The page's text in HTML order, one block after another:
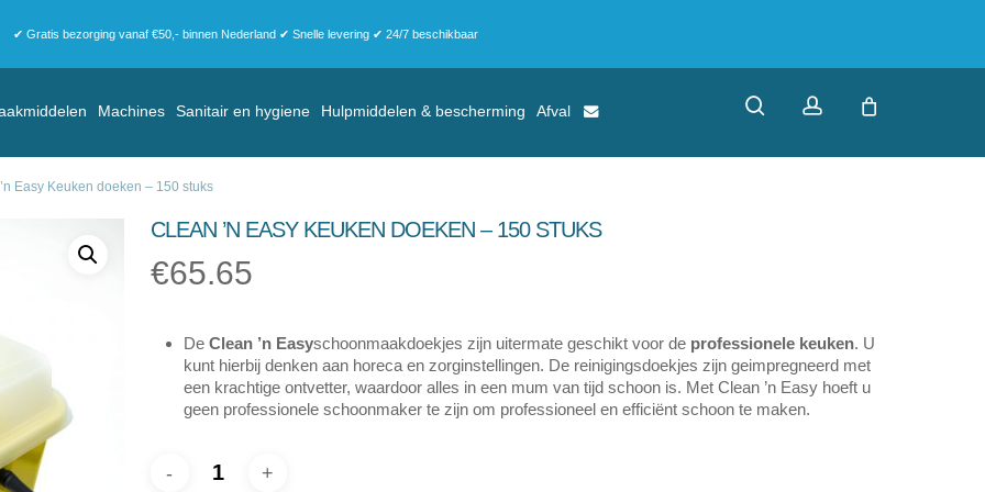
✔ Gratis bezorging vanaf €50,- binnen Nederland ✔ Snelle levering ✔ 24/7 beschikbaar
Machines Sanitair en hygiene Hulpmiddelen & bescherming Afval searchaccount
Easy Keuken doeken – 150 stuks
CLEAN ’N EASY KEUKEN DOEKEN – 150 STUKS
€65.65
De Clean ’n Easyschoonmaakdoekjes zijn uitermate geschikt voor de professionele keuken. U
kunt hierbij denken aan horeca en zorginstellingen. De reinigingsdoekjes zijn geimpregneerd met
een krachtige ontvetter, waardoor alles in een mum van tijd schoon is. Met Clean ’n Easy hoeft u
geen professionele schoonmaker te zijn om professioneel en efficiënt schoon te maken.